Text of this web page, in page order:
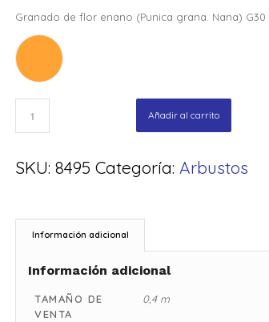
Granado de flor enano (Punica grana. Nana) G30
Añadir al carrito
SKU:8495 Categoría: Arbustos
Información adicional
Información adicional
TAMAÑO DE
VENTA
0,4 m